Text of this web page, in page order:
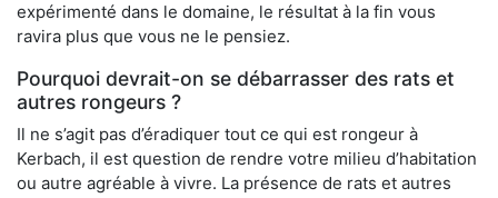
expérimenté dans le domaine, le résultat à la fin vous
ravira plus que vous ne le pensiez.
Pourquoi devrait-on se débarrasser des rats et
autres rongeurs ?
Il ne s’agit pas d’éradiquer tout ce qui est rongeur à
Kerbach, il est question de rendre votre milieu d’habitation
ou autre agréable à vivre. La présence de rats et autres